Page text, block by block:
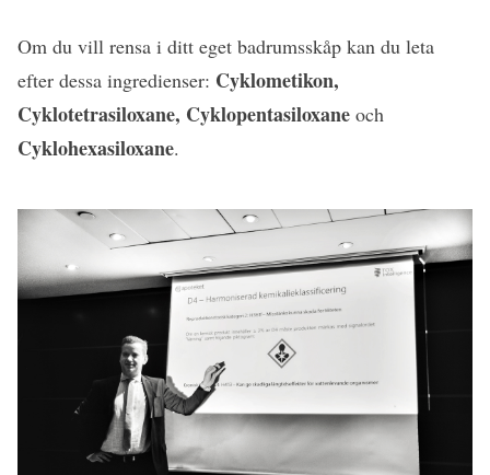
Om du vill rensa i ditt eget badrumsskåp kan du leta
efter dessa ingredienser: Cyklometikon,
Cyklotetrasiloxane, Cyklopentasiloxane och
Cyklohexasiloxane.